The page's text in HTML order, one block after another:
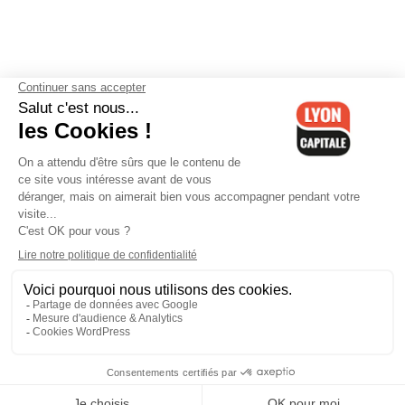
Contactez-nous-Mentions légales-CGV-Politique de
confidentialité-Gestion des cookies
Cedex 06